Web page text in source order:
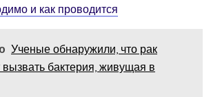
и как проводится
Ученые обнаружили, что рак
бактерия, живущая в